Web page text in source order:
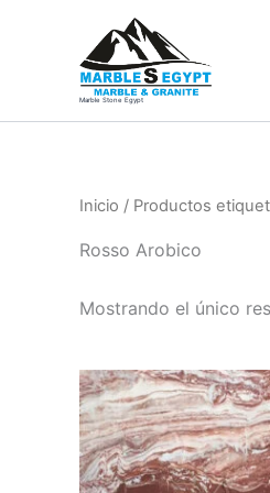
contenido
Marble Stone Egypt
Inicio / Productos
Rosso Arobico
Mostrando el único